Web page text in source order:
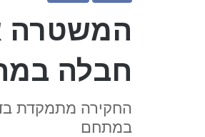
המשטרה
חבלה
החקירה מתמקדת
במתחם